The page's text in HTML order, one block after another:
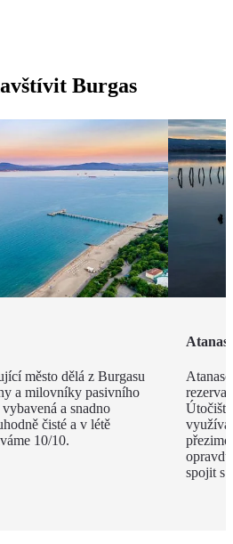
Burgas
město dělá z Burgasu
a milovníky pasivního
a snadno
čisté a v létě
10/10.
spojit s